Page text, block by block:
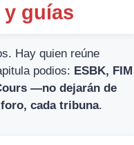
y guías
Hay quien reúne
podios: ESBK, FIM
—no dejarán de
cada tribuna.